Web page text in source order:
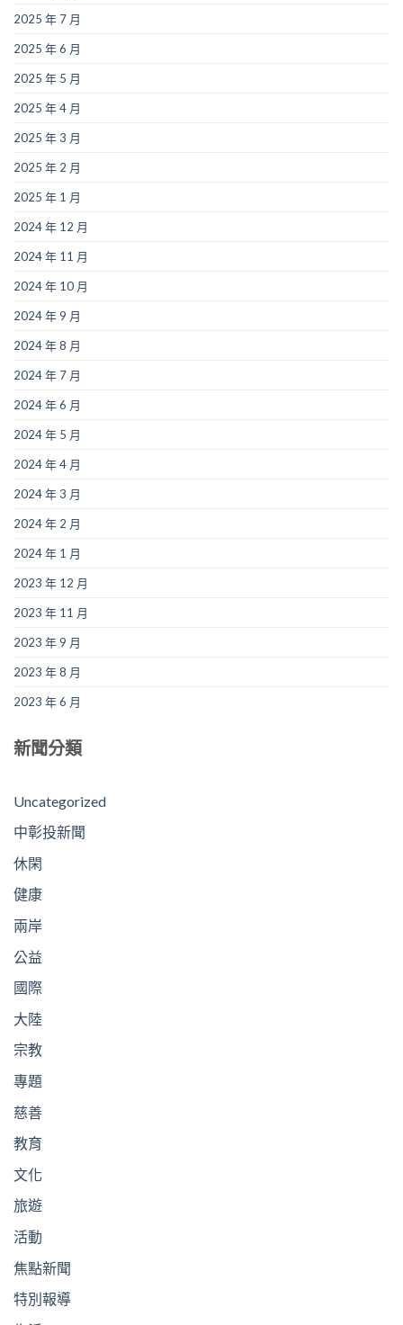
2025 年 7 月
2025 年 6 月
2025 年 5 月
2025 年 4 月
2025 年 3 月
2025 年 2 月
2025 年 1 月
2024 年 12 月
2024 年 11 月
2024 年 10 月
2024 年 9 月
2024 年 8 月
2024 年 7 月
2024 年 6 月
2024 年 5 月
2024 年 4 月
2024 年 3 月
2024 年 2 月
2024 年 1 月
2023 年 12 月
2023 年 11 月
2023 年 9 月
2023 年 8 月
2023 年 6 月
新聞分類
Uncategorized
中彰投新聞
休閑
健康
兩岸
公益
國際
大陸
宗教
專題
慈善
教育
文化
旅遊
活動
焦點新聞
特別報導